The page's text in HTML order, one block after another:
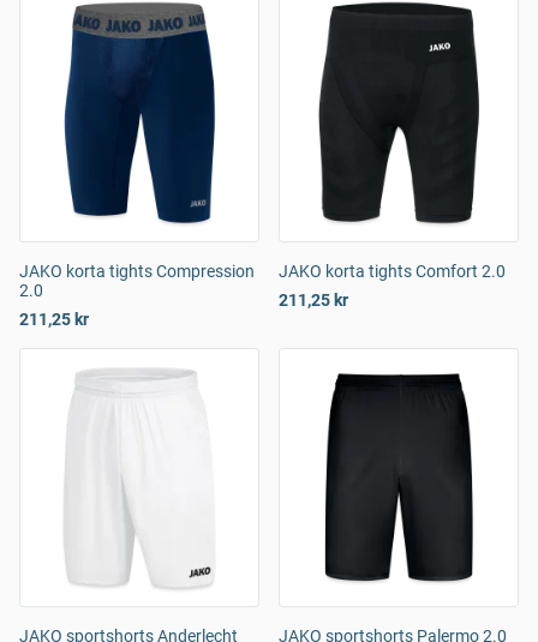
JAKO korta tights Compression
2.0
211,25 kr
JAKO korta tights Comfort 2.0
211,25 kr
JAKO sportshorts Anderlecht
JAKO sportshorts Palermo 2.0